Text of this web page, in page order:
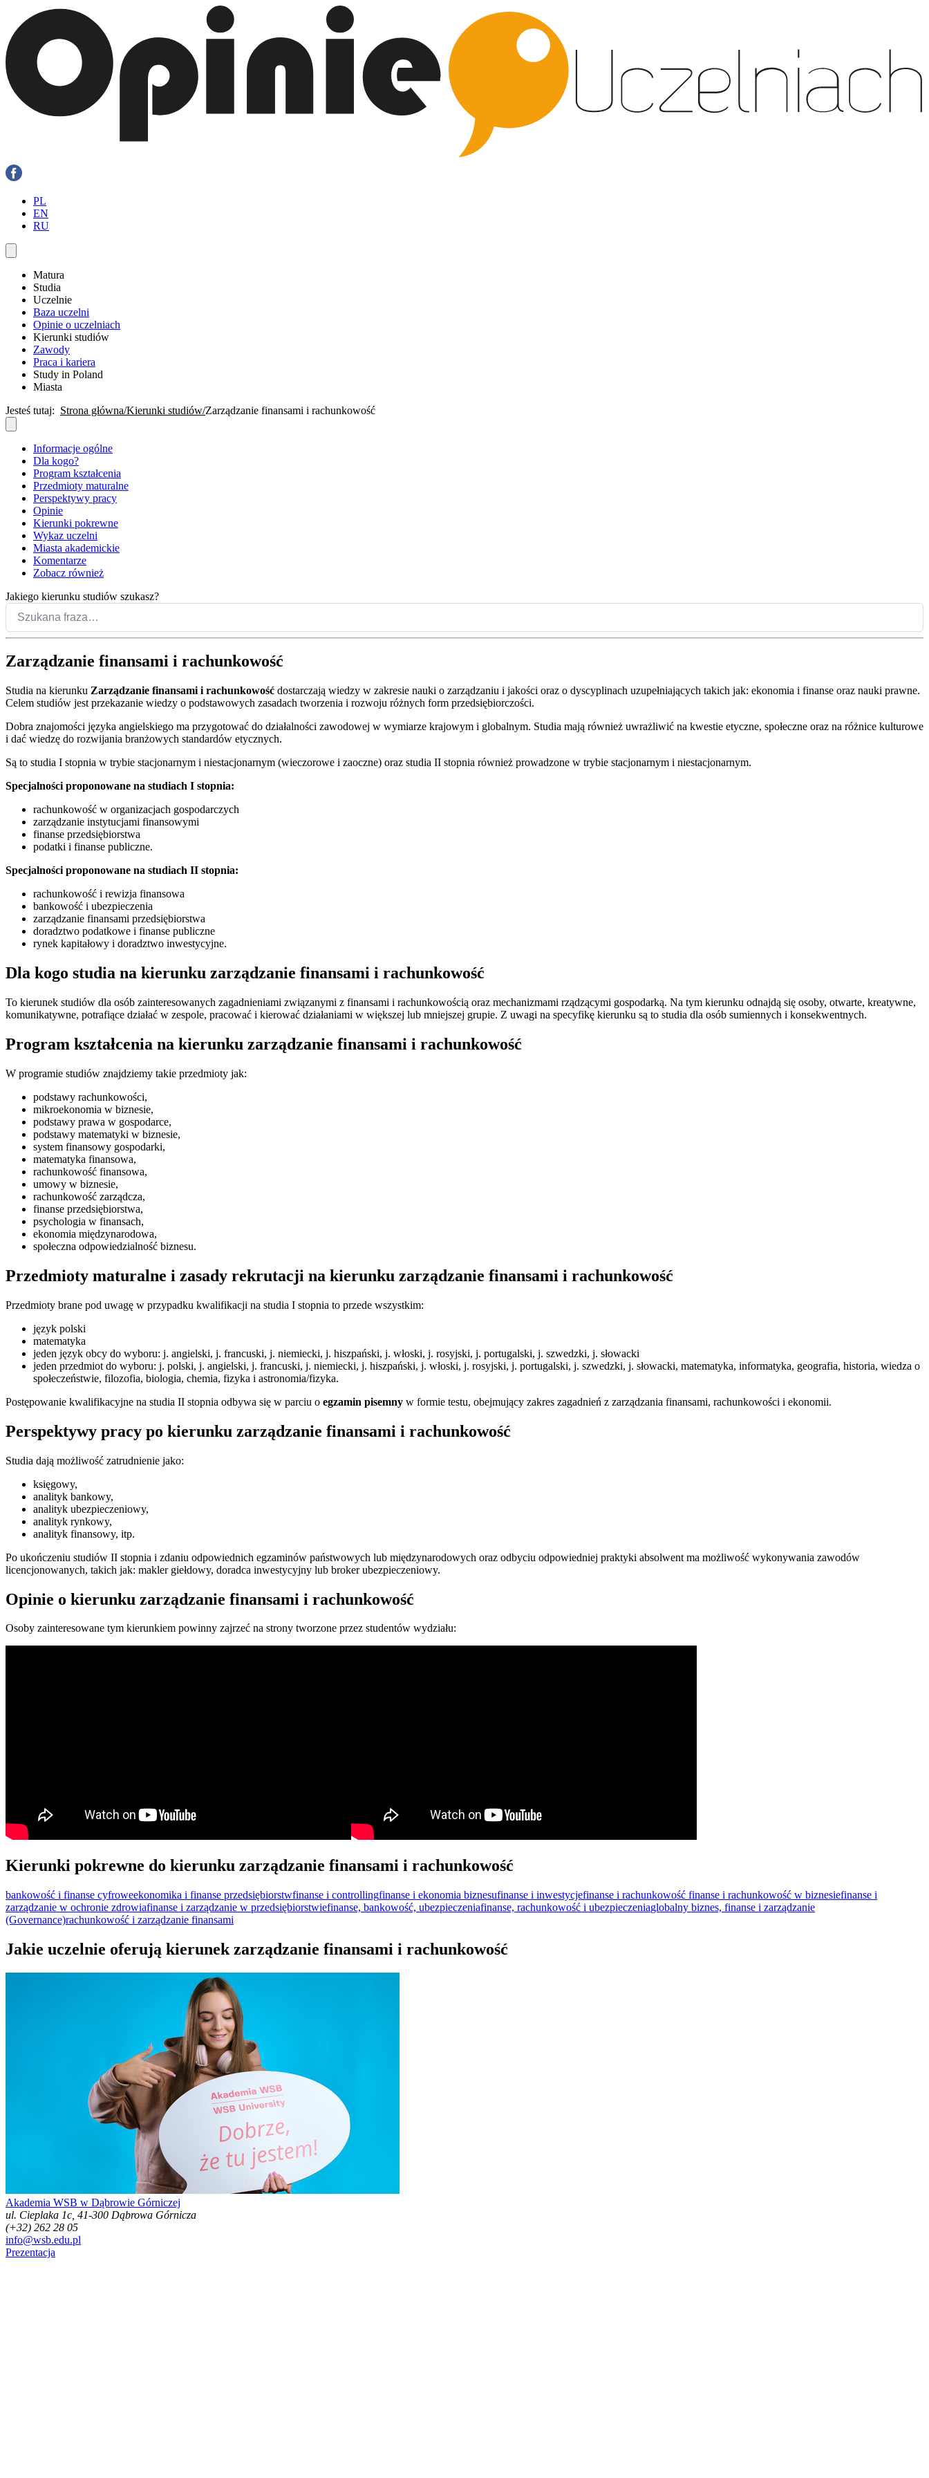
PL
EN
RU
Matura
Studia
Uczelnie
Baza uczelni
Opinie o uczelniach
Kierunki studiów
Zawody
Praca i kariera
Study in Poland
Miasta
Jesteś tutaj: Strona główna Kierunki studiów Zarządzanie finansami i rachunkowość
Informacje ogólne
Dla kogo?
Program kształcenia
Przedmioty maturalne
Perspektywy pracy
Opinie
Kierunki pokrewne
Wykaz uczelni
Miasta akademickie
Komentarze
Zobacz również
Jakiego kierunku studiów szukasz?
Zarządzanie finansami i rachunkowość
Studia na kierunku Zarządzanie finansami i rachunkowość dostarczają wiedzy w zakresie nauki o zarządzaniu i jakości oraz o dyscyplinach uzupełniających takich jak: ekonomia i finanse oraz nauki prawne.
Celem studiów jest przekazanie wiedzy o podstawowych zasadach tworzenia i rozwoju różnych form przedsiębiorczości.
Dobra znajomości języka angielskiego ma przygotować do działalności zawodowej w wymiarze krajowym i globalnym. Studia mają również uwrażliwić na kwestie etyczne, społeczne oraz na różnice kulturowe
i dać wiedzę do rozwijania branżowych standardów etycznych.
Są to studia I stopnia w trybie stacjonarnym i niestacjonarnym (wieczorowe i zaoczne) oraz studia II stopnia również prowadzone w trybie stacjonarnym i niestacjonarnym.
Specjalności proponowane na studiach I stopnia:
rachunkowość w organizacjach gospodarczych
zarządzanie instytucjami finansowymi
finanse przedsiębiorstwa
podatki i finanse publiczne.
Specjalności proponowane na studiach II stopnia:
rachunkowość i rewizja finansowa
bankowość i ubezpieczenia
zarządzanie finansami przedsiębiorstwa
doradztwo podatkowe i finanse publiczne
rynek kapitałowy i doradztwo inwestycyjne.
Dla kogo studia na kierunku zarządzanie finansami i rachunkowość
To kierunek studiów dla osób zainteresowanych zagadnieniami związanymi z finansami i rachunkowością oraz mechanizmami rządzącymi gospodarką. Na tym kierunku odnajdą się osoby, otwarte, kreatywne,
komunikatywne, potrafiące działać w zespole, pracować i kierować działaniami w większej lub mniejszej grupie. Z uwagi na specyfikę kierunku są to studia dla osób sumiennych i konsekwentnych.
Program kształcenia na kierunku zarządzanie finansami i rachunkowość
W programie studiów znajdziemy takie przedmioty jak:
podstawy rachunkowości,
mikroekonomia w biznesie,
podstawy prawa w gospodarce,
podstawy matematyki w biznesie,
system finansowy gospodarki,
matematyka finansowa,
rachunkowość finansowa,
umowy w biznesie,
rachunkowość zarządcza,
finanse przedsiębiorstwa,
psychologia w finansach,
ekonomia międzynarodowa,
społeczna odpowiedzialność biznesu.
Przedmioty maturalne i zasady rekrutacji na kierunku zarządzanie finansami i rachunkowość
Przedmioty brane pod uwagę w przypadku kwalifikacji na studia I stopnia to przede wszystkim:
język polski
matematyka
jeden język obcy do wyboru: j. angielski, j. francuski, j. niemiecki, j. hiszpański, j. włoski, j. rosyjski, j. portugalski, j. szwedzki, j. słowacki
jeden przedmiot do wyboru: j. polski, j. angielski, j. francuski, j. niemiecki, j. hiszpański, j. włoski, j. rosyjski, j. portugalski, j. szwedzki, j. słowacki, matematyka, informatyka, geografia, historia, wiedza o
społeczeństwie, filozofia, biologia, chemia, fizyka i astronomia/fizyka.
Postępowanie kwalifikacyjne na studia II stopnia odbywa się w parciu o egzamin pisemny w formie testu, obejmujący zakres zagadnień z zarządzania finansami, rachunkowości i ekonomii.
Perspektywy pracy po kierunku zarządzanie finansami i rachunkowość
Studia dają możliwość zatrudnienie jako:
księgowy,
analityk bankowy,
analityk ubezpieczeniowy,
analityk rynkowy,
analityk finansowy, itp.
Po ukończeniu studiów II stopnia i zdaniu odpowiednich egzaminów państwowych lub międzynarodowych oraz odbyciu odpowiedniej praktyki absolwent ma możliwość wykonywania zawodów
licencjonowanych, takich jak: makler giełdowy, doradca inwestycyjny lub broker ubezpieczeniowy.
Opinie o kierunku zarządzanie finansami i rachunkowość
Osoby zainteresowane tym kierunkiem powinny zajrzeć na strony tworzone przez studentów wydziału:
Kierunki pokrewne do kierunku zarządzanie finansami i rachunkowość
bankowość i finanse cyfroweekonomika i finanse przedsiębiorstwfinanse i controllingfinanse i ekonomia biznesufinanse i inwestycjefinanse i rachunkowość finanse i rachunkowość w biznesiefinanse i
zarządzanie w ochronie zdrowiafinanse i zarządzanie w przedsiębiorstwiefinanse, bankowość, ubezpieczeniafinanse, rachunkowość i ubezpieczeniaglobalny biznes, finanse i zarządzanie
(Governance)rachunkowość i zarządzanie finansami
Jakie uczelnie oferują kierunek zarządzanie finansami i rachunkowość
Akademia WSB w Dąbrowie Górniczej
ul. Cieplaka 1c, 41-300 Dąbrowa Górnicza
(+32) 262 28 05
info@wsb.edu.pl
Prezentacja